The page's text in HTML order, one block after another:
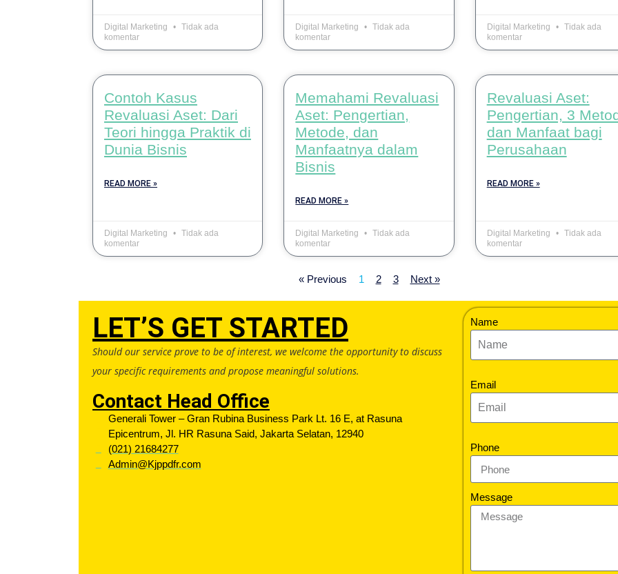
Digital Marketing
Tidak ada
komentar
Digital Marketing
Tidak ada
komentar
Digital Marketing
Tidak ada
komentar
Contoh Kasus
Revaluasi Aset: Dari
Teori hingga Praktik di
Dunia Bisnis
READ MORE »
Digital Marketing
Tidak ada
komentar
Memahami Revaluasi
Aset: Pengertian,
Metode, dan
Manfaatnya dalam
Bisnis
READ MORE »
Digital Marketing
Tidak ada
komentar
Revaluasi Aset:
Pengertian, 3
dan Manfaat bagi
Perusahaan
READ MORE »
Digital Marketing
Tidak ada
komentar
« Previous 1 2 3 Next »
LET’S GET STARTED
Should our service prove to be of interest, we welcome the opportunity to discuss
your specific requirements and propose meaningful solutions.
Contact Head Office
Generali Tower – Gran Rubina Business Park Lt. 16 E, at Rasuna
Epicentrum, Jl. HR Rasuna Said, Jakarta Selatan, 12940
(021) 21684277
Admin@Kjppdfr.com
Name
Email
Phone
Message